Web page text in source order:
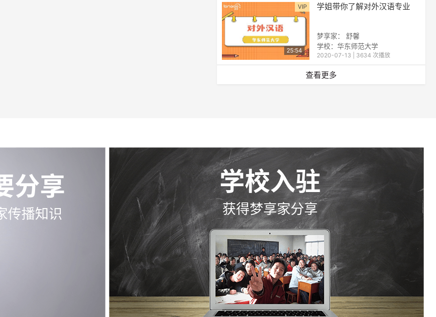
VIP
25:54
学姐带你了解对外汉语专业
梦享家： 舒馨
学校：华东师范大学
2020-07-13 | 3634 次播放
查看更多
分享
传播知识
学校入驻
获得梦享家分享